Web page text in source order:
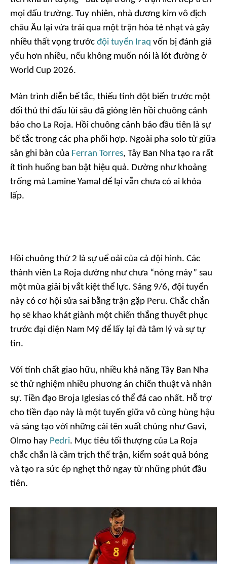
mọi đấu trường. Tuy nhiên, nhà đương kim vô địch
châu Âu lại vừa trải qua một trận hòa tẻ nhạt và gây
nhiều thất vọng trước đội tuyển Iraq vốn bị đánh giá
yếu hơn nhiều, nếu không muốn nói là lót đường ở
World Cup 2026.
Màn trình diễn bế tắc, thiếu tính đột biến trước một
đối thủ thi đấu lùi sâu đã gióng lên hồi chuông cảnh
báo cho La Roja. Hồi chuông cảnh báo đầu tiên là sự
bế tắc trong các pha phối hợp. Ngoài pha solo từ giữa
sân ghi bàn của Ferran Torres, Tây Ban Nha tạo ra rất
ít tình huống ban bật hiệu quả. Dường như khoảng
trống mà Lamine Yamal để lại vẫn chưa có ai khỏa
lấp.
Hồi chuông thứ 2 là sự uể oải của cả đội hình. Các
thành viên La Roja dường như chưa “nóng máy” sau
một mùa giải bị vắt kiệt thể lực. Sáng 9/6, đội tuyển
này có cơ hội sửa sai bằng trận gặp Peru. Chắc chắn
họ sẽ khao khát giành một chiến thắng thuyết phục
trước đại diện Nam Mỹ để lấy lại đà tâm lý và sự tự
tin.
Với tính chất giao hữu, nhiều khả năng Tây Ban Nha
sẽ thử nghiệm nhiều phương án chiến thuật và nhân
sự. Tiền đạo Broja Iglesias có thể đá cao nhất. Hỗ trợ
cho tiền đạo này là một tuyến giữa vô cùng hùng hậu
và sáng tạo với những cái tên xuất chúng như Gavi,
Olmo hay Pedri. Mục tiêu tối thượng của La Roja
chắc chắn là cầm trịch thế trận, kiểm soát quả bóng
và tạo ra sức ép nghẹt thở ngay từ những phút đầu
tiên.